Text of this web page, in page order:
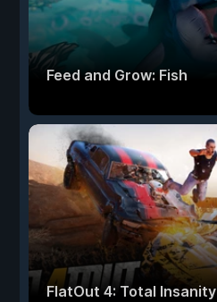
Feed and Grow: Fish
FlatOut 4: Total Insanity